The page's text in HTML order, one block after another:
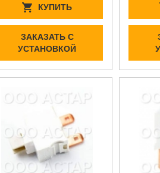
КУПИТЬ
ЗАКАЗАТЬ С
УСТАНОВКОЙ